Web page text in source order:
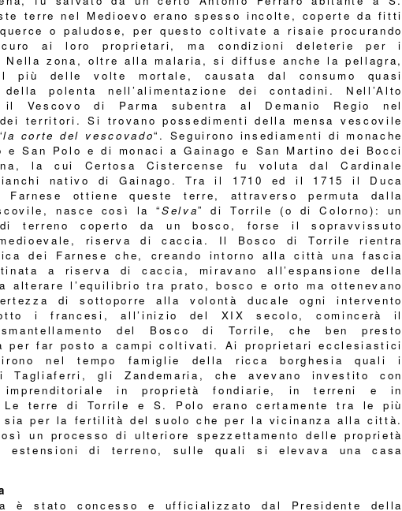
terre nel Medioevo erano spesso incolte, coperte da fitti
o paludose, per questo coltivate a risaie procurando
ai loro proprietari, ma condizioni deleterie per i
Nella zona, oltre alla malaria, si diffuse anche la pellagra,
più delle volte mortale, causata dal consumo quasi
polenta nell’alimentazione dei contadini. Nell’Alto
il Vescovo di Parma subentra al Demanio Regio nel
territori. Si trovano possedimenti della mensa vescovile
la corte del vescovado“. Seguirono insediamenti di monache
e San Polo e di monaci a Gainago e San Martino dei Bocci
la cui Certosa Cistercense fu voluta dal Cardinale
nativo di Gainago. Tra il 1710 ed il 1715 il Duca
Farnese ottiene queste terre, attraverso permuta dalla
nasce così la “Selva” di Torrile (o di Colorno): un
terreno coperto da un bosco, forse il sopravvissuto
riserva di caccia. Il Bosco di Torrile rientra
dei Farnese che, creando intorno alla città una fascia
a riserva di caccia, miravano all’espansione della
alterare l’equilibrio tra prato, bosco e orto ma ottenevano
di sottoporre alla volontà ducale ogni intervento
i francesi, all’inizio del XIX secolo, comincerà il
smantellamento del Bosco di Torrile, che ben presto
per far posto a campi coltivati. Ai proprietari ecclesiastici
nel tempo famiglie della ricca borghesia quali i
Tagliaferri, gli Zandemaria, che avevano investito con
imprenditoriale in proprietà fondiarie, in terreni e in
Le terre di Torrile e S. Polo erano certamente tra le più
per la fertilità del suolo che per la vicinanza alla città.
un processo di ulteriore spezzettamento delle proprietà
estensioni di terreno, sulle quali si elevava una casa
è stato concesso e ufficializzato dal Presidente della